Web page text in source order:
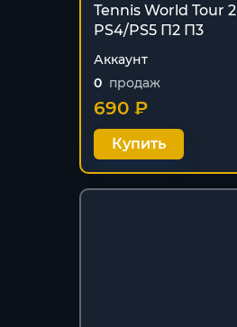
Tennis World Tour 2
PS4/PS5 П2 П3
Аккаунт
0 продаж
690 ₽
Купить